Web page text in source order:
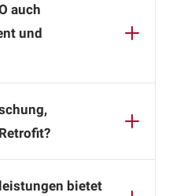
auch
und
das komplette
Sie nicht.
Anpassungen und
bietet